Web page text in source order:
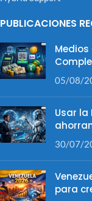
PUBLICACIONES
Medios
05/08/
Usar la
30/07/
para